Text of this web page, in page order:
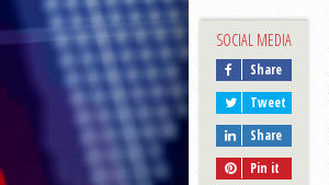
SOCIAL MEDIA
Share
Tweet
Share
Pin it